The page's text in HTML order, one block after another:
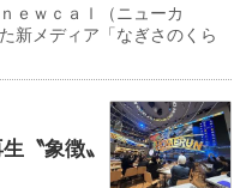
ｅｗｃａｌ（ニューカ
新メディア「なぎさのくら
〝象徴〟